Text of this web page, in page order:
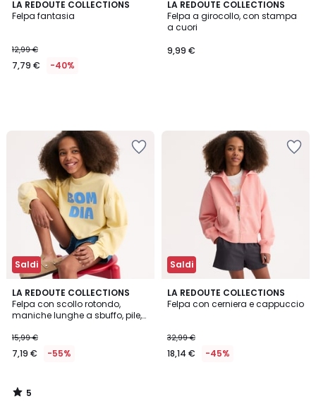
LA REDOUTE COLLECTIONS
Felpa fantasia
12,99 €
7,79 € -40%
LA REDOUTE COLLECTIONS
Felpa a girocollo, con stampa
a cuori
9,99 €
Saldi
LA REDOUTE COLLECTIONS
Felpa con scollo rotondo,
maniche lunghe a sbuffo, pile,
15,99 €
7,19 € -55%
5
/
5
5
/
Saldi
LA REDOUTE COLLECTIONS
Felpa con cerniera e cappuccio
32,99 €
18,14 € -45%